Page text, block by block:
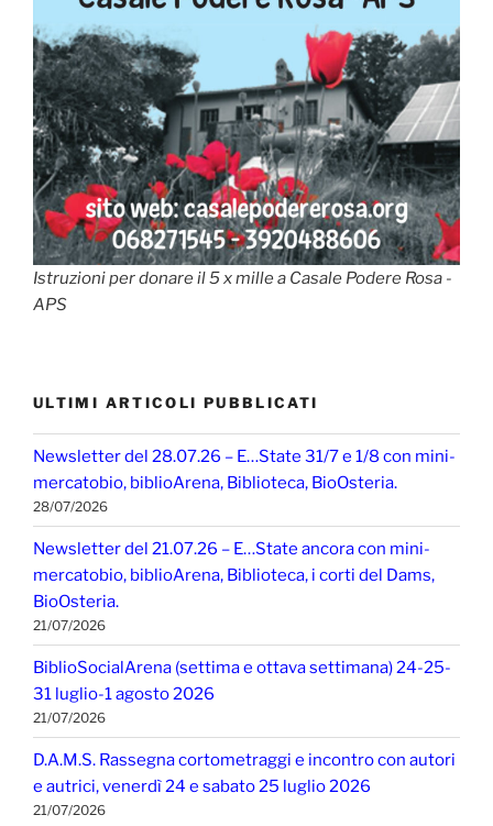
Istruzioni per donare il 5 x mille a Casale Podere Rosa -
APS
ULTIMI ARTICOLI PUBBLICATI
Newsletter del 28.07.26 – E…State 31/7 e 1/8 con mini-
mercatobio, biblioArena, Biblioteca, BioOsteria.
28/07/2026
Newsletter del 21.07.26 – E…State ancora con mini-
mercatobio, biblioArena, Biblioteca, i corti del Dams,
BioOsteria.
21/07/2026
BiblioSocialArena (settima e ottava settimana) 24-25-
31 luglio-1 agosto 2026
21/07/2026
D.A.M.S. Rassegna cortometraggi e incontro con autori
e autrici, venerdì 24 e sabato 25 luglio 2026
21/07/2026